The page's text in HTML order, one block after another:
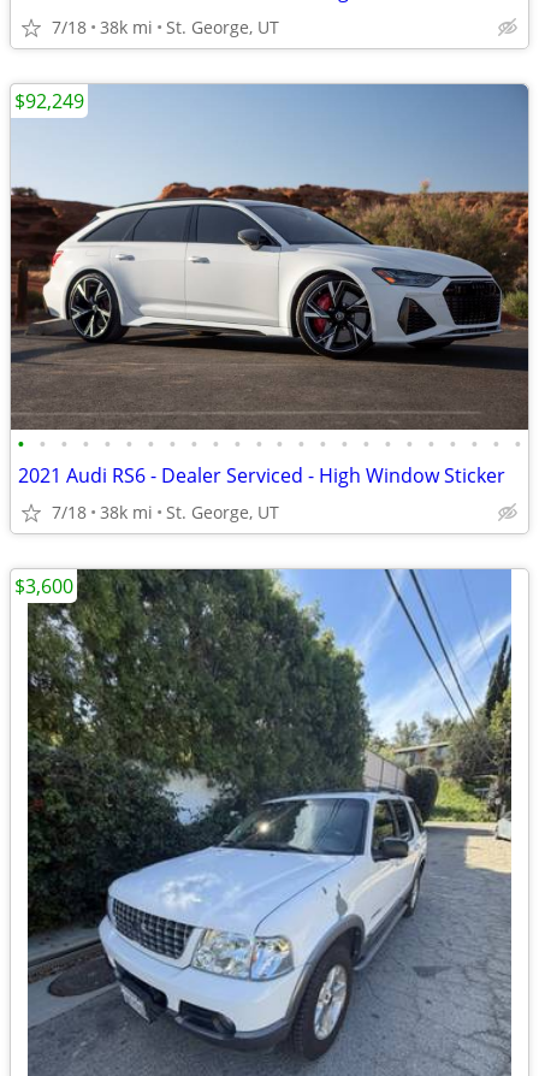
7/18 38k mi St. George, UT
• • • • • • • • • • • • • • • • • • • • • • • •
2021 Audi RS6 - Dealer Serviced - High Window Sticker
7/18 38k mi St. George, UT
$92,249
$3,600